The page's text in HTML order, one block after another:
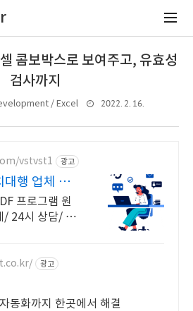
콤보박스로 보여주고, 유효성
검사까지
/ Excel 2022. 2. 16.
vstvst1 광고
대행 업체 프
행 전문
프로그램 원
/ 24시 상담/ 영
광고
동화까지 한곳에서 해결